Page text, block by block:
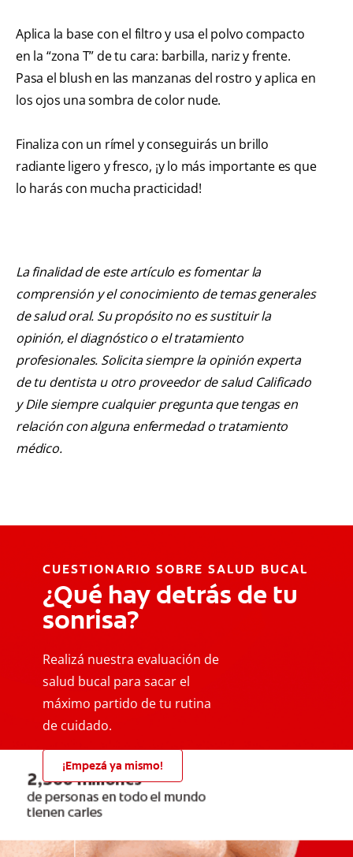
Aplica la base con el filtro y usa el polvo compacto
en la “zona T” de tu cara: barbilla, nariz y frente.
Pasa el blush en las manzanas del rostro y aplica en
los ojos una sombra de color nude.
Finaliza con un rímel y conseguirás un brillo
radiante ligero y fresco, ¡y lo más importante es que
lo harás con mucha practicidad!
La finalidad de este artículo es fomentar la
comprensión y el conocimiento de temas generales
de salud oral. Su propósito no es sustituir la
opinión, el diagnóstico o el tratamiento
profesionales. Solicita siempre la opinión experta
de tu dentista u otro proveedor de salud Calificado
y Dile siempre cualquier pregunta que tengas en
relación con alguna enfermedad o tratamiento
médico.
CUESTIONARIO SOBRE SALUD BUCAL
¿Qué hay detrás de tu
sonrisa?
Realizá nuestra evaluación de
salud bucal para sacar el
máximo partido de tu rutina
de cuidado.
¡Empezá ya mismo!